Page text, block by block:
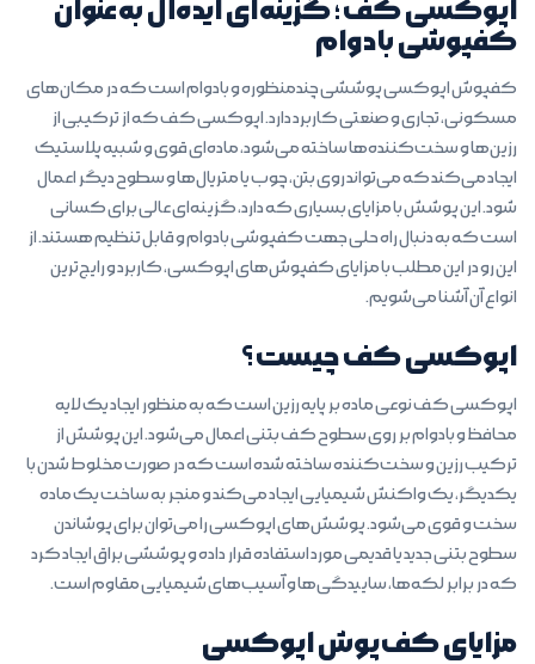
اپوکسی کف؛ گزینه‌ای ایده‌آل به‌عنوان
کفپوشی بادوام
کفپوش‌ اپوکسی پوششی چندمنظوره و بادوام است که در مکان‌های
مسکونی، تجاری و صنعتی کاربرد دارد. اپوکسی کف که از ترکیبی از
رزین‌ها و سخت‌کننده‌ها ساخته می‌شود، ماده‌ای قوی و شبیه پلاستیک
ایجاد می‌کند که می‌تواند روی بتن، چوب یا متریال‌ها و سطوح دیگر اعمال
شود. این پوشش با مزایای بسیاری که دارد، گزینه‌ای عالی برای کسانی
است که به دنبال راه حلی جهت کفپوشی بادوام و قابل تنظیم هستند. از
این رو در این مطلب با مزایای کفپوش‌های اپوکسی، کاربرد و رایج‌ترین
انواع آن آشنا می‌شویم.
اپوکسی کف چیست؟
اپوکسی کف نوعی ماده بر پایه رزین است که به منظور ایجاد یک لایه
محافظ و بادوام بر روی سطوح کف بتنی اعمال می‌شود. این پوشش از
ترکیب رزین و سخت‌کننده ساخته شده است که در صورت مخلوط شدن با
یکدیگر، یک واکنش شیمیایی ایجاد می‌کند و منجر به ساخت یک ماده
سخت و قوی می‌شود. پوشش‌های اپوکسی را می‌توان برای پوشاندن
سطوح بتنی جدید یا قدیمی مورد استفاده قرار داده و پوششی براق ایجاد کرد
که در برابر لکه‌ها، ساییدگی‌ها و آسیب‌های شیمیایی مقاوم است.
مزایای کف‌پوش اپوکسی